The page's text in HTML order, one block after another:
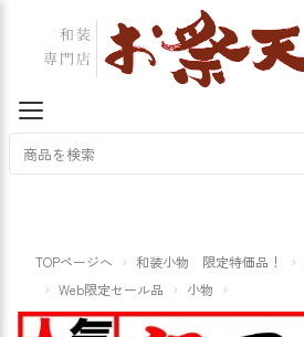
TOPページへ 和装小物 限定特価品！
Web限定セール品
小物